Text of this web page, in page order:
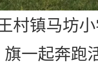
村镇马坊
旗一起奔跑